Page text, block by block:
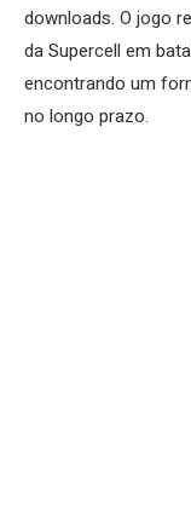
downloads. O jogo
da Supercell em
encontrando um
no longo prazo.​